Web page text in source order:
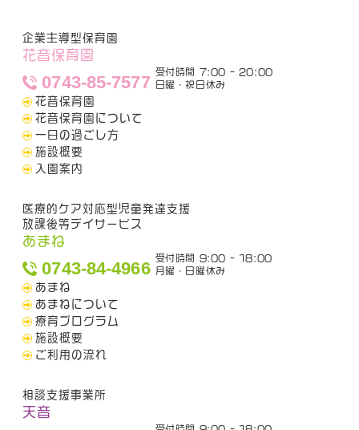
企業主導型保育園
花音保育園
0743-85-7577
受付時間 7:00 - 20:00
日曜・祝日休み
花音保育園
花音保育園について
一日の過ごし方
施設概要
入園案内
医療的ケア対応型児童発達支援
放課後等デイサービス
あまね
0743-84-4966
受付時間 9:00 - 18:00
月曜・日曜休み
あまね
あまねについて
療育プログラム
施設概要
ご利用の流れ
相談支援事業所
天音